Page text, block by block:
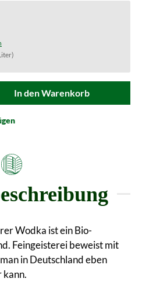
den gewünschten
In den Warenkorb
Wodka ist ein Bio-
Feingeisterei beweist mit
in Deutschland eben
kann.